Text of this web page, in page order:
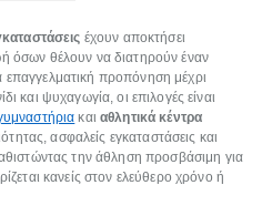
έχουν αποκτήσει
όσων θέλουν να διατηρούν έναν
προπόνηση μέχρι
και ψυχαγωγία, οι επιλογές είναι
καιαθλητικά κέντρα
ασφαλείς εγκαταστάσεις και
την άθληση προσβάσιμη για
κανείς στον ελεύθερο χρόνο ή